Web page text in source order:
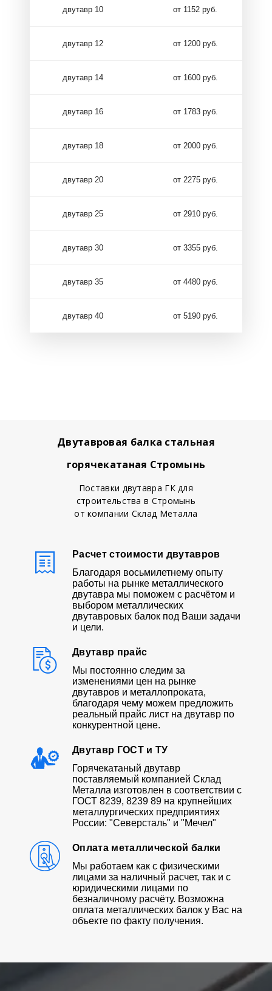
двутавр 10 от 1152 руб.
двутавр 12 от 1200 руб.
двутавр 14 от 1600 руб.
двутавр 16 от 1783 руб.
двутавр 18 от 2000 руб.
двутавр 20 от 2275 руб.
двутавр 25 от 2910 руб.
двутавр 30 от 3355 руб.
двутавр 35 от 4480 руб.
двутавр 40 от 5190 руб.
Двутавровая балка стальная
горячекатаная Стромынь
Поставки двутавра ГК для
строительства в Стромынь
от компании Склад Металла
Расчет стоимости двутавров
Благодаря восьмилетнему опыту
работы на рынке металлического
двутавра мы поможем с расчётом и
выбором металлических
двутавровых балок под Ваши задачи
и цели.
Двутавр прайс
Мы постоянно следим за
изменениями цен на рынке
двутавров и металлопроката,
благодаря чему можем предложить
реальный прайс лист на двутавр по
конкурентной цене.
Двутавр ГОСТ и ТУ
Горячекатаный двутавр
поставляемый компанией Склад
Металла изготовлен в соответствии с
ГОСТ 8239, 8239 89 на крупнейших
металлургических предприятиях
России: "Северсталь" и "Мечел"
Оплата металлической балки
Мы работаем как с физическими
лицами за наличный расчет, так и с
юридическими лицами по
безналичному расчёту. Возможна
оплата металлических балок у Вас на
объекте по факту получения.